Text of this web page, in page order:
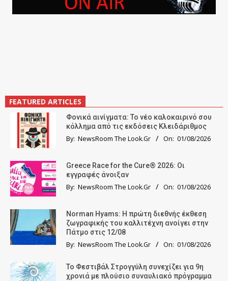
FEATURED ARTICLES
Φονικά αινίγματα: Το νέο καλοκαιρινό σου
κόλλημα από τις εκδόσεις Κλειδάριθμος
By: NewsRoom The Look.Gr On: 01/08/2026
Greece Race for the Cure® 2026: Οι
εγγραφές άνοιξαν
By: NewsRoom The Look.Gr On: 01/08/2026
Norman Hyams: Η πρώτη διεθνής έκθεση
ζωγραφικής του καλλιτέχνη ανοίγει στην
Πάτμο στις 12/08
By: NewsRoom The Look.Gr On: 01/08/2026
Το Φεστιβάλ Στρογγύλη συνεχίζει για 9η
χρονιά με πλούσιο συναυλιακό πρόγραμμα